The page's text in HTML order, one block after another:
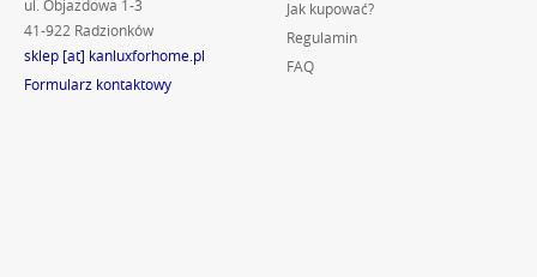
ul. Objazdowa 1-3
41-922 Radzionków
sklep [at] kanluxforhome.pl
Formularz kontaktowy
Jak kupować?
Regulamin
FAQ